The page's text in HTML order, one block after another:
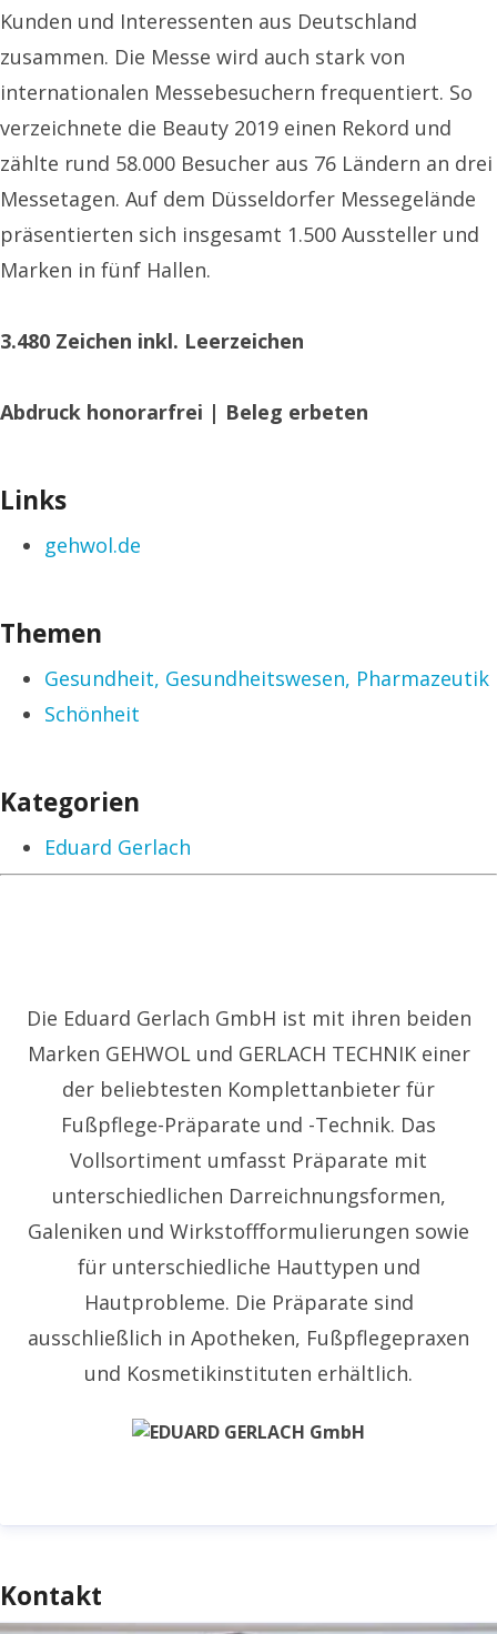
Kunden und Interessenten aus Deutschland
zusammen. Die Messe wird auch stark von
internationalen Messebesuchern frequentiert. So
verzeichnete die Beauty 2019 einen Rekord und
zählte rund 58.000 Besucher aus 76 Ländern an drei
Messetagen. Auf dem Düsseldorfer Messegelände
präsentierten sich insgesamt 1.500 Aussteller und
Marken in fünf Hallen.
3.480 Zeichen inkl. Leerzeichen
Abdruck honorarfrei | Beleg erbeten
Links
gehwol.de
Themen
Gesundheit, Gesundheitswesen, Pharmazeutik
Schönheit
Kategorien
Eduard Gerlach
Die Eduard Gerlach GmbH ist mit ihren beiden
Marken GEHWOL und GERLACH TECHNIK einer
der beliebtesten Komplettanbieter für
Fußpflege-Präparate und -Technik. Das
Vollsortiment umfasst Präparate mit
unterschiedlichen Darreichnungsformen,
Galeniken und Wirkstoffformulierungen sowie
für unterschiedliche Hauttypen und
Hautprobleme. Die Präparate sind
ausschließlich in Apotheken, Fußpflegepraxen
und Kosmetikinstituten erhältlich.
Kontakt